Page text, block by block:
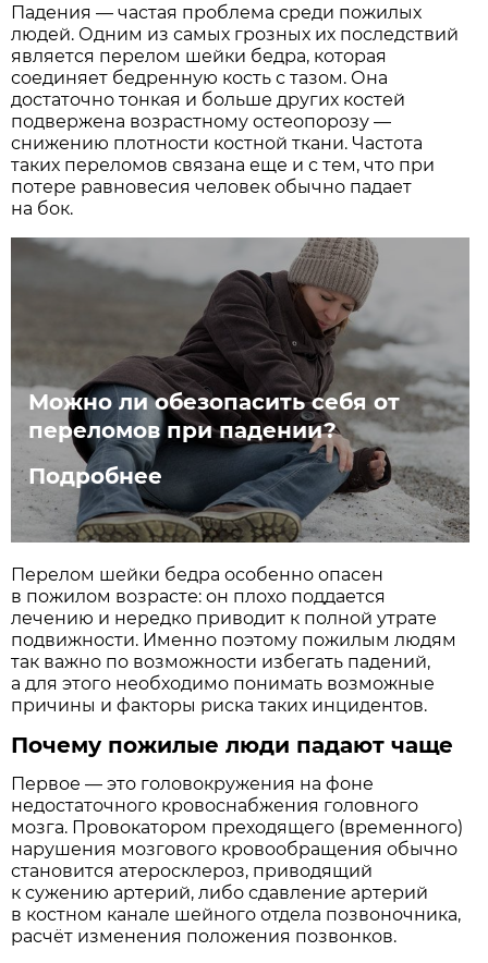
Падения — частая проблема среди пожилых
людей. Одним из самых грозных их последствий
является перелом шейки бедра, которая
соединяет бедренную кость с тазом. Она
достаточно тонкая и больше других костей
подвержена возрастному остеопорозу —
снижению плотности костной ткани. Частота
таких переломов связана еще и с тем, что при
потере равновесия человек обычно падает
на бок.
Можно ли обезопасить себя от
переломов при падении?
Подробнее
Перелом шейки бедра особенно опасен
в пожилом возрасте: он плохо поддается
лечению и нередко приводит к полной утрате
подвижности. Именно поэтому пожилым людям
так важно по возможности избегать падений,
а для этого необходимо понимать возможные
причины и факторы риска таких инцидентов.
Почему пожилые люди падают чаще
Первое — это головокружения на фоне
недостаточного кровоснабжения головного
мозга. Провокатором преходящего (временного)
нарушения мозгового кровообращения обычно
становится атеросклероз, приводящий
к сужению артерий, либо сдавление артерий
в костном канале шейного отдела позвоночника,
расчёт изменения положения позвонков.